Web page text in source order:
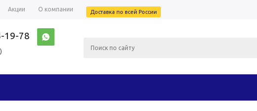
Акции О компании Доставка по всей России
19-78